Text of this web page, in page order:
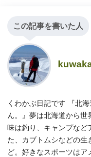
この記事を書いた人
くわかぶ日記です 『北
ん。』夢は北海道から
味は釣り、キャンプなど
た、カブトムシなどの生
ど。好きなスポーツはア